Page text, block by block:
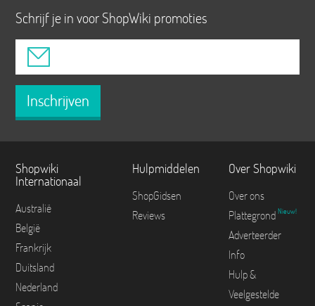
Schrijf je in voor ShopWiki promoties
Inschrijven
Shopwiki
Internationaal
Australië
België
Frankrijk
Duitsland
Nederland
Hulpmiddelen
ShopGidsen
Reviews
Over Shopwiki
Over ons
Plattegrond Nieuw!
Adverteerder
Info
Hulp &
Veelgestelde